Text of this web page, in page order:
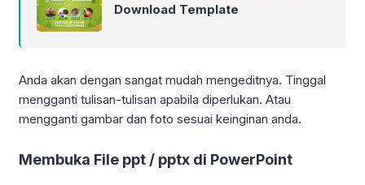
Download Template
Anda akan dengan sangat mudah mengeditnya. Tinggal
mengganti tulisan-tulisan apabila diperlukan. Atau
mengganti gambar dan foto sesuai keinginan anda.
Membuka File ppt / pptx di PowerPoint